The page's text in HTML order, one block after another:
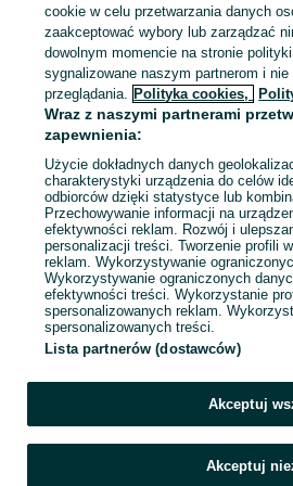
sprzedającym
Zaloguj się / Załóż konto
cookie w celu przetwarzania danych
zaakceptować wybory lub zarządzać
dowolnym momencie na stronie
sygnalizowane naszym partnerom i nie
przeglądania. Polityka cookies,
Wraz z naszymi partnerami
zapewnienia:
Użycie dokładnych danych
charakterystyki urządzenia do celów
odbiorców dzięki statystyce lub
Przechowywanie informacji na
efektywności reklam. Rozwój i
personalizacji treści. Tworzenie profili
reklam. Wykorzystywanie
Wykorzystywanie ograniczonych
efektywności treści. Wykorzystanie
spersonalizowanych reklam.
spersonalizowanych treści.
Lista partnerów (dostawców)
Akceptuj
Akceptuj